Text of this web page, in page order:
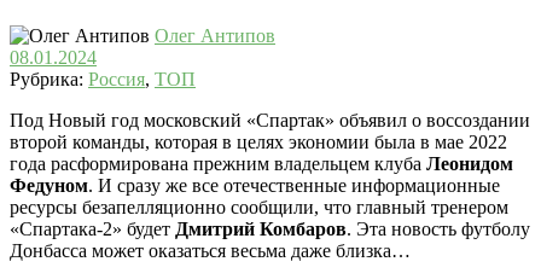
Олег Антипов
08.01.2024
Рубрика: Россия, ТОП
Под Новый год московский «Спартак» объявил о воссоздании
второй команды, которая в целях экономии была в мае 2022
года расформирована прежним владельцем клуба Леонидом
Федуном. И сразу же все отечественные информационные
ресурсы безапелляционно сообщили, что главный тренером
«Спартака-2» будет Дмитрий Комбаров. Эта новость футболу
Донбасса может оказаться весьма даже близка…